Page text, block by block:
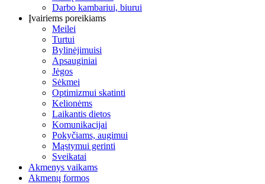
Darbo kambariui, biurui
Įvairiems poreikiams
Meilei
Turtui
Bylinėjimuisi
Apsauginiai
Jėgos
Sėkmei
Optimizmui skatinti
Kelionėms
Laikantis dietos
Komunikacijai
Pokyčiams, augimui
Mąstymui gerinti
Sveikatai
Akmenys vaikams
Akmenų formos